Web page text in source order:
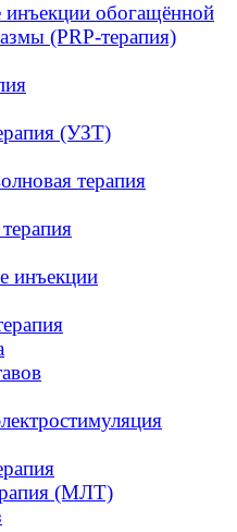
инъекции обогащённой
(PRP-терапия)
(УЗТ)
терапия
инъекции
(МЛТ)